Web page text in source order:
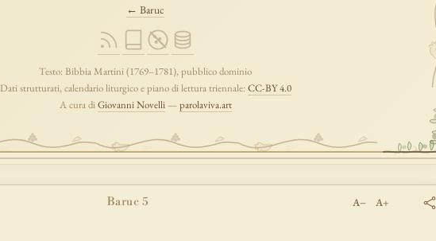
← Baruc
Testo: Bibbia Martini (1769–1781), pubblico dominio
Dati strutturati, calendario liturgico e piano di lettura triennale: CC-BY 4.0
A cura diGiovanni Novelli—parolaviva.art
Baruc 5 A− A+